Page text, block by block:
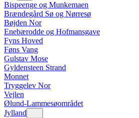
Bispeenge og Munkemaen
Brændegård Sø og Nørresø
Bøjden Nor
Enebærodde og Hofmansgave
Fyns Hoved
Føns Vang
Gulstav Mose
Gyldensteen Strand
Monnet
Tryggelev Nor
Vejlen
Ølund-Lammesøområdet
Jylland